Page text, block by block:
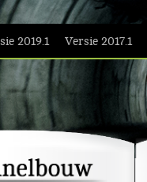
2019.1 Versie 2017.1